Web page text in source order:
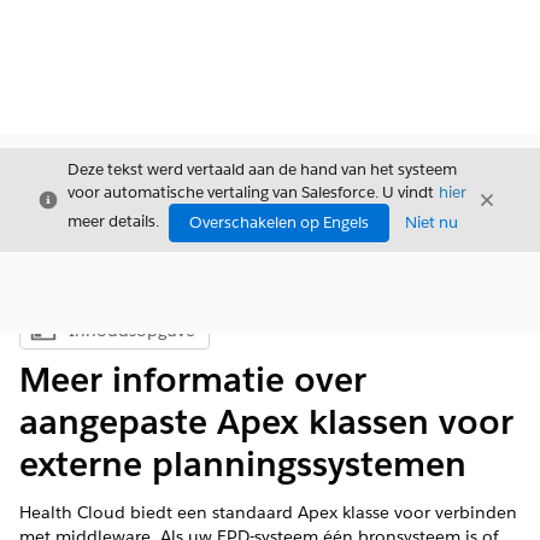
Sluiten
Deze tekst werd vertaald aan de hand van het systeem
voor automatische vertaling van Salesforce. U vindt hier
meer details.
Overschakelen op Engels Niet nu
Sluiten
Inhoudsopgave weergeven
Inhoudsopgave
Meer informatie over
aangepaste Apex klassen voor
externe planningssystemen
Health Cloud biedt een standaard Apex klasse voor verbinden